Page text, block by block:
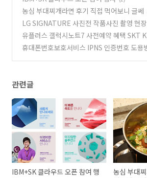
농심 부대찌개라면 후기 직접 먹어보니 글쎄
LG SIGNATURE 사진전 작품사진 촬영 현
케치
(0)
유플러스 갤럭시노트7 사전예약 혜택 SKT
비교
(0)
휴대폰번호보호서비스 IPNS 인증번호 도용
관련글
IBM+SK 클라우드 오픈 참여 행
농심 부대